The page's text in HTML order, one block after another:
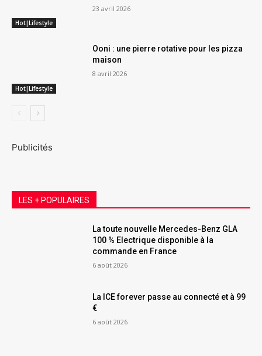
Hot|Lifestyle
23 avril 2026
Hot|Lifestyle
Ooni : une pierre rotative pour les pizza
maison
8 avril 2026
Publicités
LES + POPULAIRES
La toute nouvelle Mercedes-Benz GLA
100 % Electrique disponible à la
commande en France
6 août 2026
La ICE forever passe au connecté et à 99
€
6 août 2026